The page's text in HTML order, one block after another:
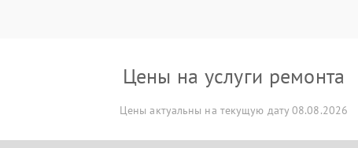
Цены на услуги ремонта
Цены актуальны на текущую дату 08.08.2026